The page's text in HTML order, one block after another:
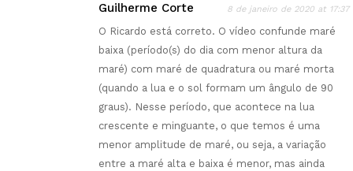
Guilherme Corte 8 de janeiro de 2020 at 17:37
O Ricardo está correto. O vídeo confunde maré
baixa (período(s) do dia com menor altura da
maré) com maré de quadratura ou maré morta
(quando a lua e o sol formam um ângulo de 90
graus). Nesse período, que acontece na lua
crescente e minguante, o que temos é uma
menor amplitude de maré, ou seja, a variação
entre a maré alta e baixa é menor, mas ainda